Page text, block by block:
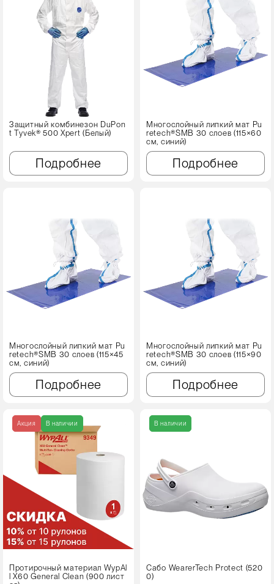
Защитный комбинезон DuPon
t Tyvek® 500 Xpert (Белый)
Подробнее
Многослойный липкий мат Pu
retech®SMB 30 слоев (115×60
см, синий)
Подробнее
Многослойный липкий мат Pu
retech®SMB 30 слоев (115×45
см, синий)
Подробнее
Многослойный липкий мат Pu
retech®SMB 30 слоев (115×90
см, синий)
Подробнее
Акция В наличии
Протирочный материал WypAl
l X60 Genеral Clean (900 лист
В наличии
Сабо WearerTech Protect (520
0)